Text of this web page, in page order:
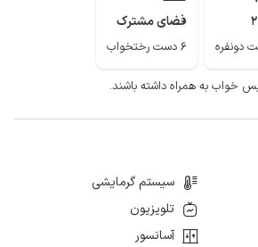
فضای مشترک
6 دست رختخواب
سیستم گرمایشی
تلویزیون
آسانسور